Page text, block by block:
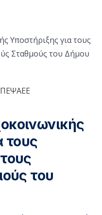
ΠΕΨΑΕΕ
τους
του